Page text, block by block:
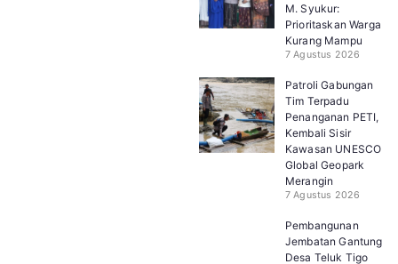
M. Syukur:
Prioritaskan Warga
Kurang Mampu
7 Agustus 2026
Patroli Gabungan
Tim Terpadu
Penanganan PETI,
Kembali Sisir
Kawasan UNESCO
Global Geopark
Merangin
7 Agustus 2026
Pembangunan
Jembatan Gantung
Desa Teluk Tigo